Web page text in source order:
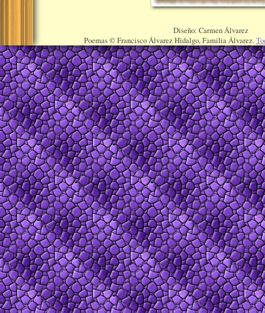
Diseño: Carmen Álvarez
Poemas © Francisco Álvarez Hidalgo, Familia Álvarez.